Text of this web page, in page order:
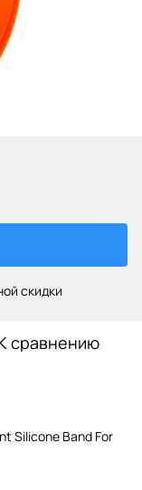
скидки
сравнению
Silicone Band For